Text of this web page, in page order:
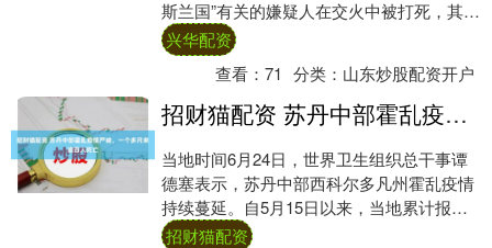
斯兰国”有关的嫌疑人在交火中被打死，其妻
受伤。 当地时间23日，警方在获得一名嫌....
兴华配资
查看：71 分类： 山东炒股配资开户
招财猫配资 苏丹中部霍乱疫情严峻，一个多月来逾百人死亡
当地时间6月24日，世界卫生组织总干事谭
德塞表示，苏丹中部西科尔多凡州霍乱疫情
持续蔓延。自5月15日以来，当地累计报告
734例疑似霍乱病例，其中105人死亡。 ....
招财猫配资